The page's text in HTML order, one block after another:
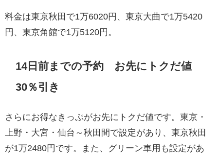
料金は東京秋田で1万6020円、東京大曲で1万5420
円、東京角館で1万5120円。
14日前までの予約 お先にトクだ値
30％引き
さらにお得なきっぷがお先にトクだ値です。東京・
上野・大宮・仙台～秋田間で設定があり、東京秋田
が1万2480円です。また、グリーン車用も設定があ